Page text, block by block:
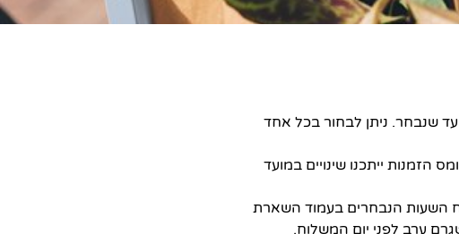
שנבחר. ניתן לבחור בכל אחד
שלפני. במקרים של עומס הזמנות ייתכנו שינויים במועד
השעות הנבחרים בעמוד השארת
ערב לפני יום המשלוח.